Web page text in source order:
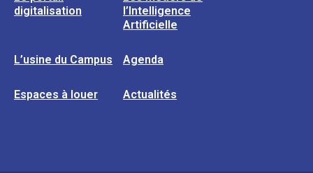
digitalisation
l’Intelligence
Artificielle
L’usine du Campus Agenda
Espaces à louer Actualités